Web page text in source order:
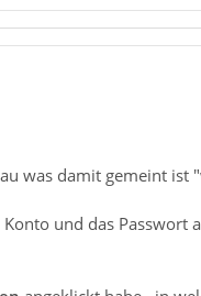
was damit gemeint ist
und das Passwort